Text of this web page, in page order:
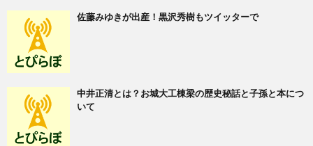
佐藤みゆきが出産！黒沢秀樹もツイッターで
中井正清とは？お城大工棟梁の歴史秘話と子孫と本につ
いて